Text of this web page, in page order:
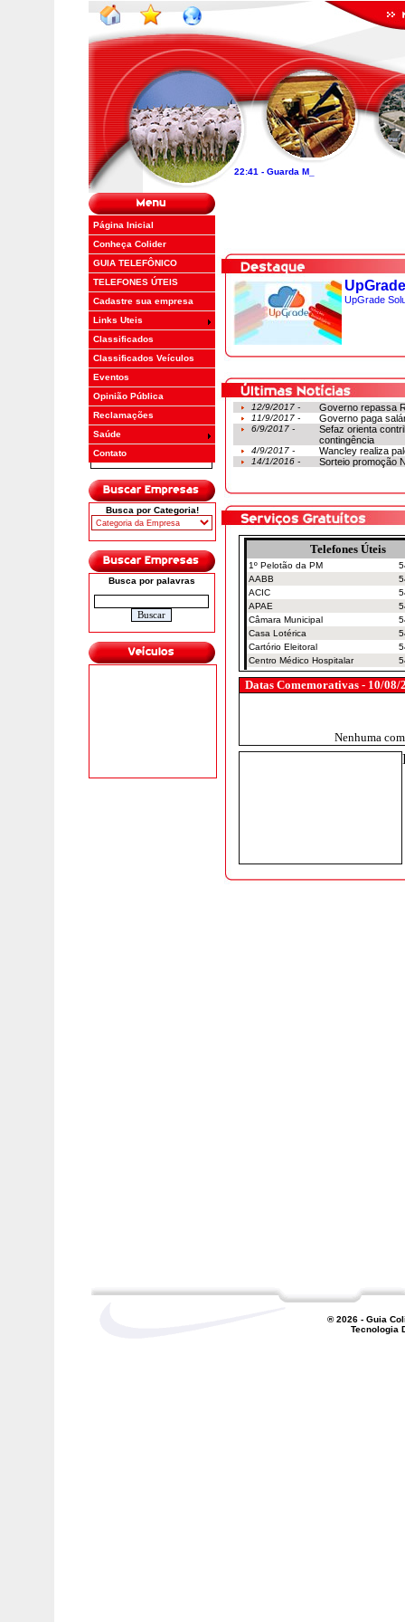
22:41 - Guarda Mi
Página Inicial
Conheça Colider
GUIA TELEFÔNICO
TELEFONES ÚTEIS
Cadastre sua empresa
Links Uteis
Classificados
Classificados Veículos
Eventos
Opinião Pública
Reclamações
Saúde
Contato
Busca por Categoria!
Busca por palavras
UpGrade
12/9/2017 - Governo repassa
11/9/2017 - Governo paga
6/9/2017 -
Sefaz orienta
contingência
4/9/2017 - Wancley realiza
14/1/2016 - Sorteio promoção
Datas Comemorativas - 10/08/
Nenhuma
® 2026 - Guia
Tecnologia